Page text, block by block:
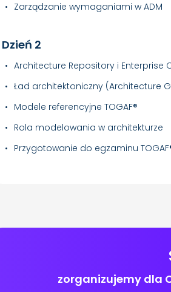
Zarządzanie wymaganiami w ADM
Dzień 2
Architecture Repository i Enterprise
Ład architektoniczny (Architecture
Modele referencyjne TOGAF®
Rola modelowania w architekturze
Przygotowanie do egzaminu
zorganizujemy dla